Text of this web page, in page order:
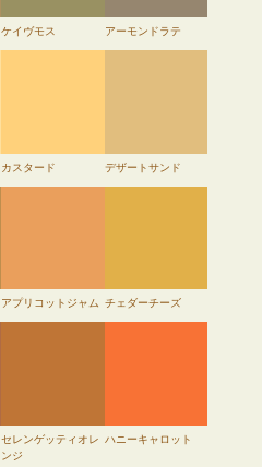
ケイヴモス アーモンドラテ
カスタード デザートサンド
アプリコットジャム チェダーチーズ
セレンゲッティオレ
ンジ
ハニーキャロット